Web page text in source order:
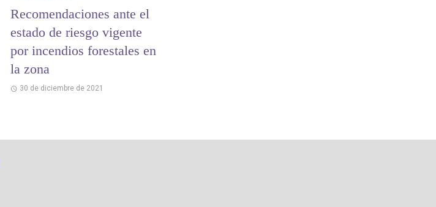
Recomendaciones ante el
estado de riesgo vigente
por incendios forestales en
la zona
30 de diciembre de 2021